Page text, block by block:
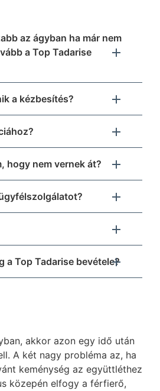
az ágyban ha már nem
a Top Tadarise
a kézbesítés?
hogy nem vernek át?
a Top Tadarise bevétele?
akkor azon egy idő után
A két nagy probléma az, ha
keménység az együttléthez
közepén elfogy a férfierő,